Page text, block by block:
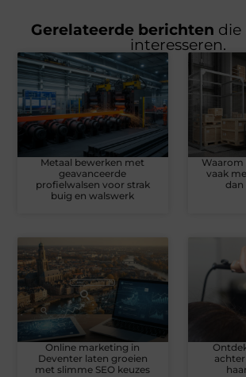
Gerelateerde berichten die
interesseren.
Metaal bewerken met
geavanceerde
profielwalsen voor strak
buig en walswerk
Waarom
vaak
dan
Online marketing in
Deventer laten groeien
met slimme SEO keuzes